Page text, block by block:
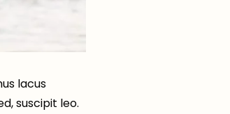
lacus
suscipit leo.